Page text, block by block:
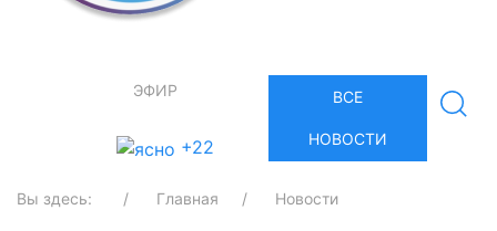
ЭФИР
+22
ВСЕ
НОВОСТИ
Вы здесь: Главная Новости